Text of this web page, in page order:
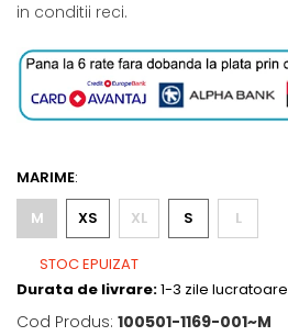
in conditii reci.
MARIME:
M
XS XL S L
STOC EPUIZAT
Durata de livrare:1-3 zile lucratoare
Cod Produs: 100501-1169-001~M